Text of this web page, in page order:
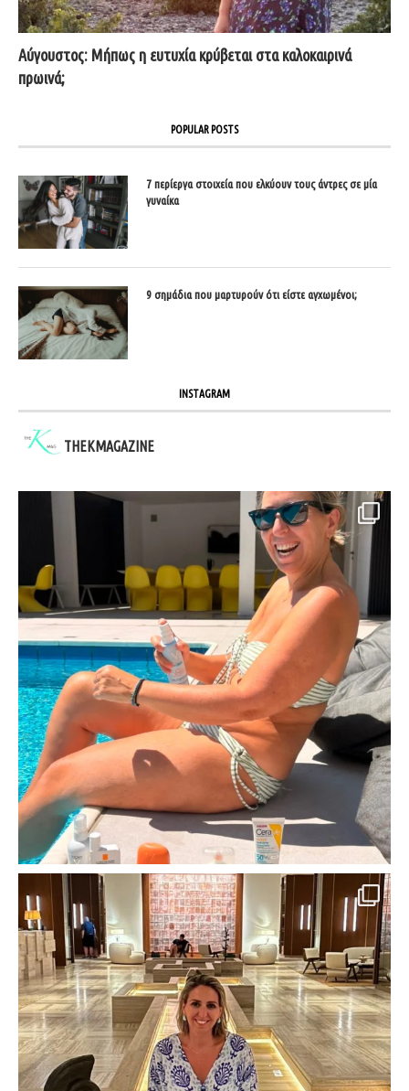
Αύγουστος: Μήπως η ευτυχία κρύβεται στα καλοκαιρινά
πρωινά;
POPULAR POSTS
7 περίεργα στοιχεία που ελκύουν τους άντρες σε μία
γυναίκα
9 σημάδια που μαρτυρούν ότι είστε αγχωμένοι;
INSTAGRAM
THEKMAGAZINE